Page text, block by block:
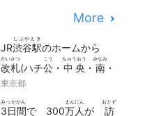
観光動画
More
JR渋谷駅
しぶやえき
のホームから
改札
かいさつ
(ハチ公
こう
・ 中央
ちゅうおう
・ 南
みなみ
・
新南
しんみなみ
)への
東京都
3日間
みっかかん
で 300万人
まんにん
が 訪
おとず